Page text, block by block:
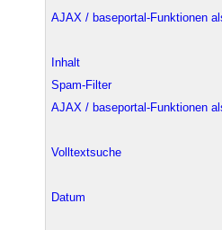
AJAX / baseportal-Funktionen
Inhalt
Spam-Filter
AJAX / baseportal-Funktionen
Volltextsuche
Datum